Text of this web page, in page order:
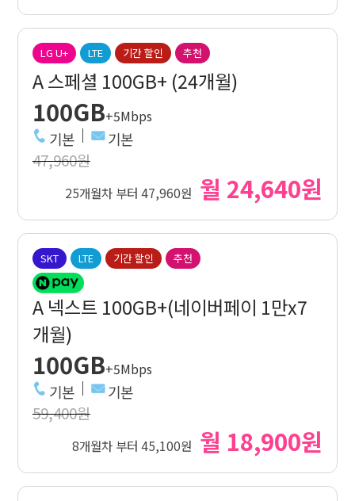
LG U+ LTE 기간 할인 추천
A 스페셜 100GB+ (24개월)
100GB+5Mbps
기본 기본
47,960원
25개월차 부터 47,960원 월 24,640원
SKT LTE 기간 할인 추천
A 넥스트 100GB+(네이버페이 1만x7
개월)
100GB+5Mbps
기본 기본
59,400원
8개월차 부터 45,100원 월 18,900원